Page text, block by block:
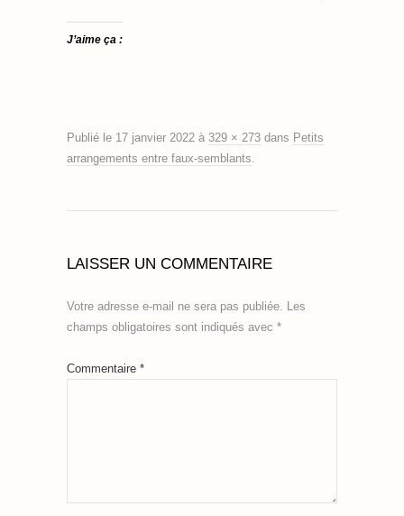
J’aime ça :
Publié le 17 janvier 2022 à 329 × 273 dans Petits
arrangements entre faux-semblants
LAISSER UN COMMENTAIRE
Votre adresse e-mail ne sera pas publiée.
Les
champs obligatoires sont indiqués avec *
Commentaire *